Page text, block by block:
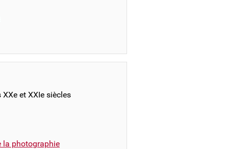
et XXIe siècles
la photographie